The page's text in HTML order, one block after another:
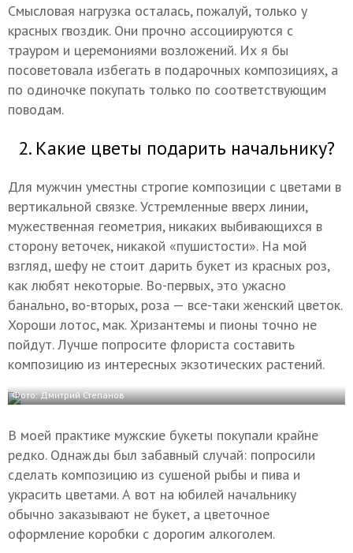
Смысловая нагрузка осталась, пожалуй, только у
красных гвоздик. Они прочно ассоциируются с
трауром и церемониями возложений. Их я бы
посоветовала избегать в подарочных композициях, а
по одиночке покупать только по соответствующим
поводам.
2. Какие цветы подарить начальнику?
Для мужчин уместны строгие композиции с цветами в
вертикальной связке. Устремленные вверх линии,
мужественная геометрия, никаких выбивающихся в
сторону веточек, никакой «пушистости». На мой
взгляд, шефу не стоит дарить букет из красных роз,
как любят некоторые. Во-первых, это ужасно
банально, во-вторых, роза — все-таки женский цветок.
Хороши лотос, мак. Хризантемы и пионы точно не
пойдут. Лучше попросите флориста составить
композицию из интересных экзотических растений.
Фото: Дмитрий Степанов
В моей практике мужские букеты покупали крайне
редко. Однажды был забавный случай: попросили
сделать композицию из сушеной рыбы и пива и
украсить цветами. А вот на юбилей начальнику
обычно заказывают не букет, а цветочное
оформление коробки с дорогим алкоголем.